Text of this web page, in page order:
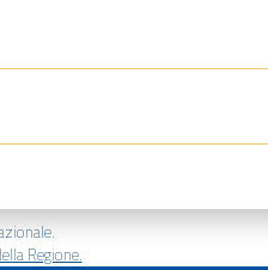
Regione.